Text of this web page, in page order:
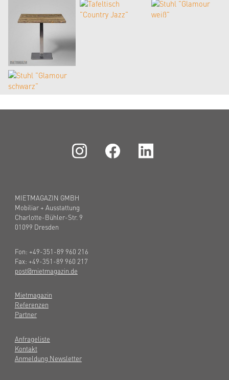
MIETMAGAZIN GMBH
Mobiliar + Ausstattung
Charlotte-Bühler-Str. 9
01099 Dresden
Fon: +49-351-89 960 216
Fax: +49-351-89 960 217
post@mietmagazin.de
Mietmagazin
Referenzen
Partner
Anfrageliste
Kontakt
Anmeldung Newsletter